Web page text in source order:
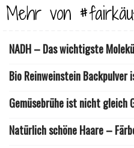
Mehr von
NADH – Das wichtigste
Bio Reinweinstein Backpulver
Gemüsebrühe ist nicht gleich
Natürlich schöne Haare –